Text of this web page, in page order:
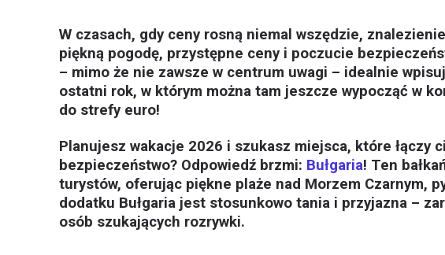
W czasach, gdy ceny rosną niemal wszędzie,
piękną pogodę, przystępne ceny i poczucie
– mimo że nie zawsze w centrum uwagi – idealnie
ostatni rok, w którym można tam jeszcze wypocząć w
do strefy euro!
Planujesz wakacje 2026 i szukasz miejsca, które łączy
bezpieczeństwo? Odpowiedź brzmi: Bułgaria! Ten
turystów, oferując piękne plaże nad Morzem Czarnym,
dodatku Bułgaria jest stosunkowo tania i przyjazna –
osób szukających rozrywki.